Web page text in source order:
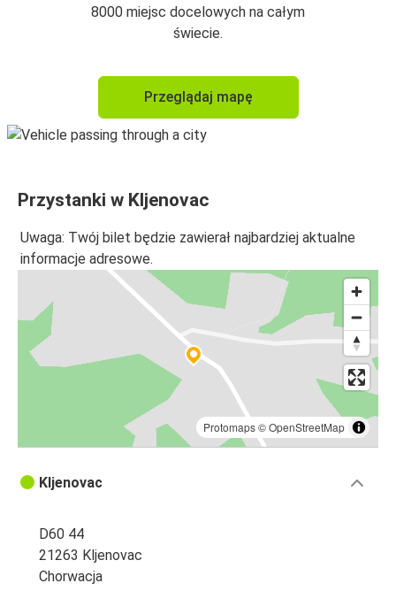
8000 miejsc docelowych na całym
świecie.
Przeglądaj mapę
Przystanki w Kljenovac
Uwaga: Twój bilet będzie zawierał najbardziej aktualne
informacje adresowe.
Protomaps©OpenStreetMap
Kljenovac
D60 44
21263 Kljenovac
Chorwacja